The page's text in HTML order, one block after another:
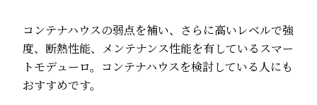
コンテナハウスの弱点を補い、さらに高いレベルで強
度、断熱性能、メンテナンス性能を有しているスマー
トモデューロ。コンテナハウスを検討している人にも
おすすめです。